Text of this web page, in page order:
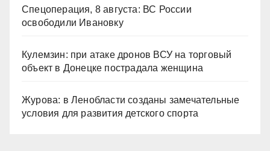
Спецоперация, 8 августа: ВС России
освободили Ивановку
Кулемзин: при атаке дронов ВСУ на торговый
объект в Донецке пострадала женщина
Журова: в Ленобласти созданы замечательные
условия для развития детского спорта